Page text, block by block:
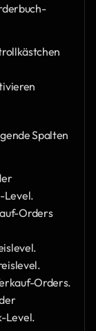
Spalten
Level.
Orders
Orders.
Level.